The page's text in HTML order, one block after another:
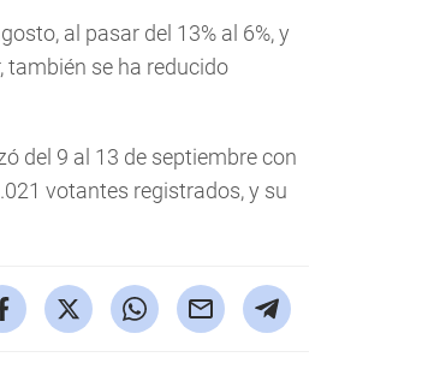
al pasar del 13% al 6%, y
también se ha reducido
del 9 al 13 de septiembre con
votantes registrados, y su